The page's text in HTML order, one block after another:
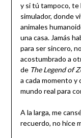
y si tú tampoco, te
simulador, donde
animales
una casa. Jamás
para ser sincero,
acostumbrado a
de The Legend of
a cada momento
mundo real para
A la larga, me
recuerdo, no hice